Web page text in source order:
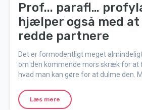
Prof... parafl…
hjælper også med at
redde partnere
Det er formodentligt meget
om den kommende mors skræk for at
hvad man kan gøre for at dulme den.
far/partner også lider af stor
er dog ikke noget man taler om.
Læs mere